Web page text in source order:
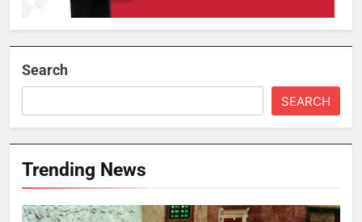
Search
SEARCH
Trending News